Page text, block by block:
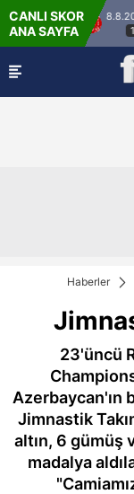
CANLI SKOR
ANA SAYFA
Haberler
23'üncü
Azerbaycan'ın
Jimnastik
altın, 6 gümüş
madalya